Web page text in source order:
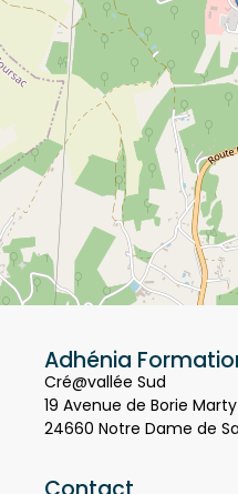
Adhénia Formation
Cré@vallée Sud
19 Avenue de Borie Marty